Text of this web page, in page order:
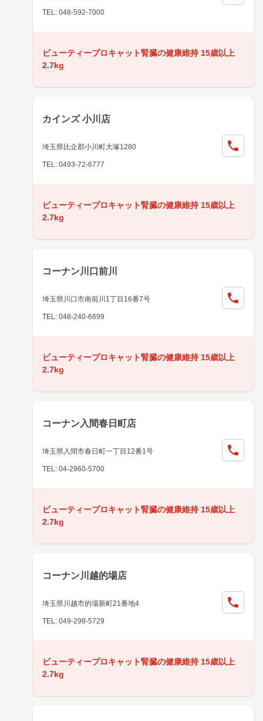
TEL: 048-592-7000
ビューティープロキャット腎臓の健康維持 15歳以上
2.7kg
カインズ 小川店
埼玉県比企郡小川町大塚1280
TEL: 0493-72-6777
ビューティープロキャット腎臓の健康維持 15歳以上
2.7kg
コーナン川口前川
埼玉県川口市南前川1丁目16番7号
TEL: 048-240-6699
ビューティープロキャット腎臓の健康維持 15歳以上
2.7kg
コーナン入間春日町店
埼玉県入間市春日町一丁目12番1号
TEL: 04-2960-5700
ビューティープロキャット腎臓の健康維持 15歳以上
2.7kg
コーナン川越的場店
埼玉県川越市的場新町21番地4
TEL: 049-298-5729
ビューティープロキャット腎臓の健康維持 15歳以上
2.7kg